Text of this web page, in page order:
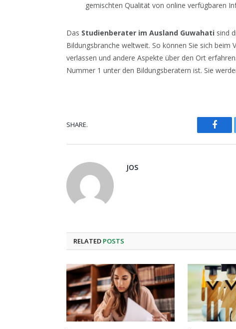
gemischten Qualität von online verfügbaren
Das Studienberater im Ausland Guwahati sind
Bildungsbranche weltweit. So können Sie sich beim
verlassen und andere Aspekte über den Ort
Nummer 1 unter den Bildungsberatern ist. Sie
SHARE.
JOS
RELATED POSTS